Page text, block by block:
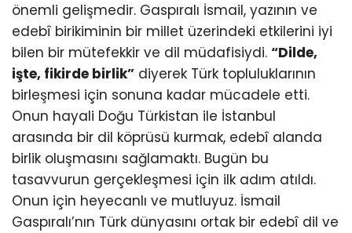
önemli gelişmedir. Gaspıralı İsmail, yazının ve
edebî birikiminin bir millet üzerindeki etkilerini iyi
bilen bir mütefekkir ve dil müdafisiydi. “Dilde,
işte, fikirde birlik” diyerek Türk topluluklarının
birleşmesi için sonuna kadar mücadele etti.
Onun hayali Doğu Türkistan ile İstanbul
arasında bir dil köprüsü kurmak, edebî alanda
birlik oluşmasını sağlamaktı. Bugün bu
tasavvurun gerçekleşmesi için ilk adım atıldı.
Onun için heyecanlı ve mutluyuz. İsmail
Gaspıralı’nın Türk dünyasını ortak bir edebî dil ve